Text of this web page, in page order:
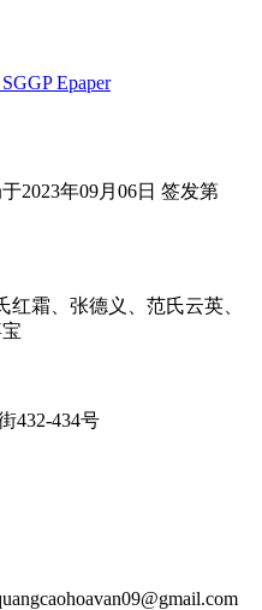
SGGP Epaper
2023年09月06日 签发第
红霜、张德义、范氏云英、
432-434号